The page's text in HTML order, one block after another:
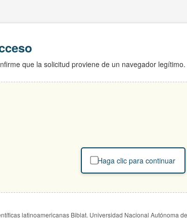
que la solicitud proviene de un navegador legítimo.
Haga clic para continuar
latinoamericanas Biblat. Universidad Nacional Autónoma